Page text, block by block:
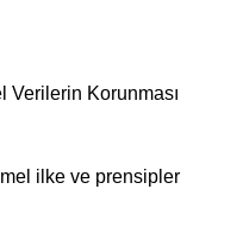
Verilerin Korunması
ilke ve prensipler